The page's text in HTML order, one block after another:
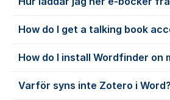
How do I get a talking book
How do I install Wordfinder on
Varför syns inte Zotero i Word?